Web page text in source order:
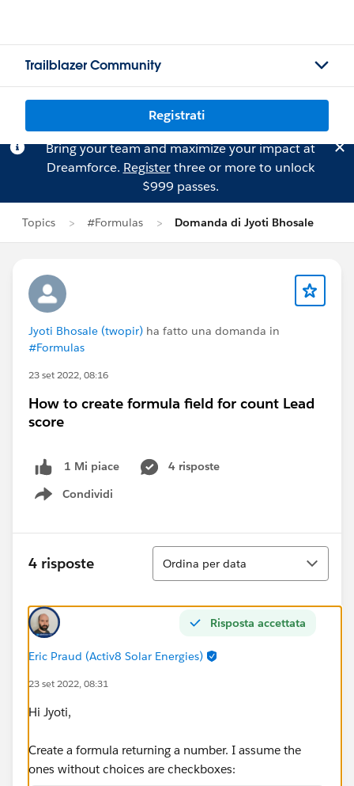
Trailblazer Community
Registrati
Bring your team and maximize your impact at
Dreamforce. Registerthree or more to unlock
$999 passes.
Topics #Formulas Domanda di Jyoti Bhosale
Jyoti Bhosale (twopir) ha fatto una domanda in
#Formulas
23 set 2022, 08:16
How to create formula field for count Lead
score
1 Mi piace
4 risposte
Condividi
Show menu
4 risposte
Ordina
Ordina per data
Risposta accettata
Eric Praud (Activ8 Solar Energies)
23 set 2022, 08:31
Hi Jyoti,
Create a formula returning a number. I assume the
ones without choices are checkboxes: